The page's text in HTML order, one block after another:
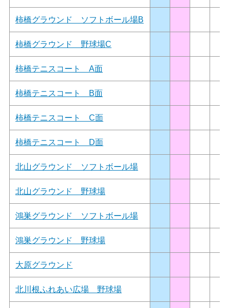
柿橋グラウンド ソフトボール場B
柿橋グラウンド 野球場C
柿橋テニスコート A面
柿橋テニスコート B面
柿橋テニスコート C面
柿橋テニスコート D面
北山グラウンド ソフトボール場
北山グラウンド 野球場
鴻巣グラウンド ソフトボール場
鴻巣グラウンド 野球場
大原グラウンド
北川根ふれあい広場 野球場